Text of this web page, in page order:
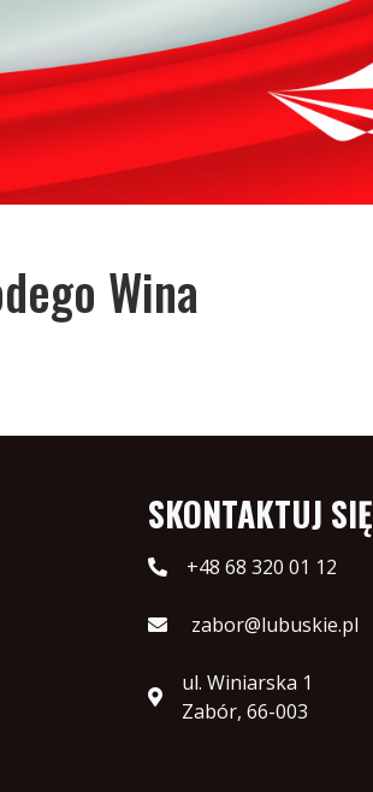
Wina
SKONTAKTUJ SIĘ
+48 68 320 01 12
zabor@lubuskie.pl
ul. Winiarska 1
Zabór, 66-003